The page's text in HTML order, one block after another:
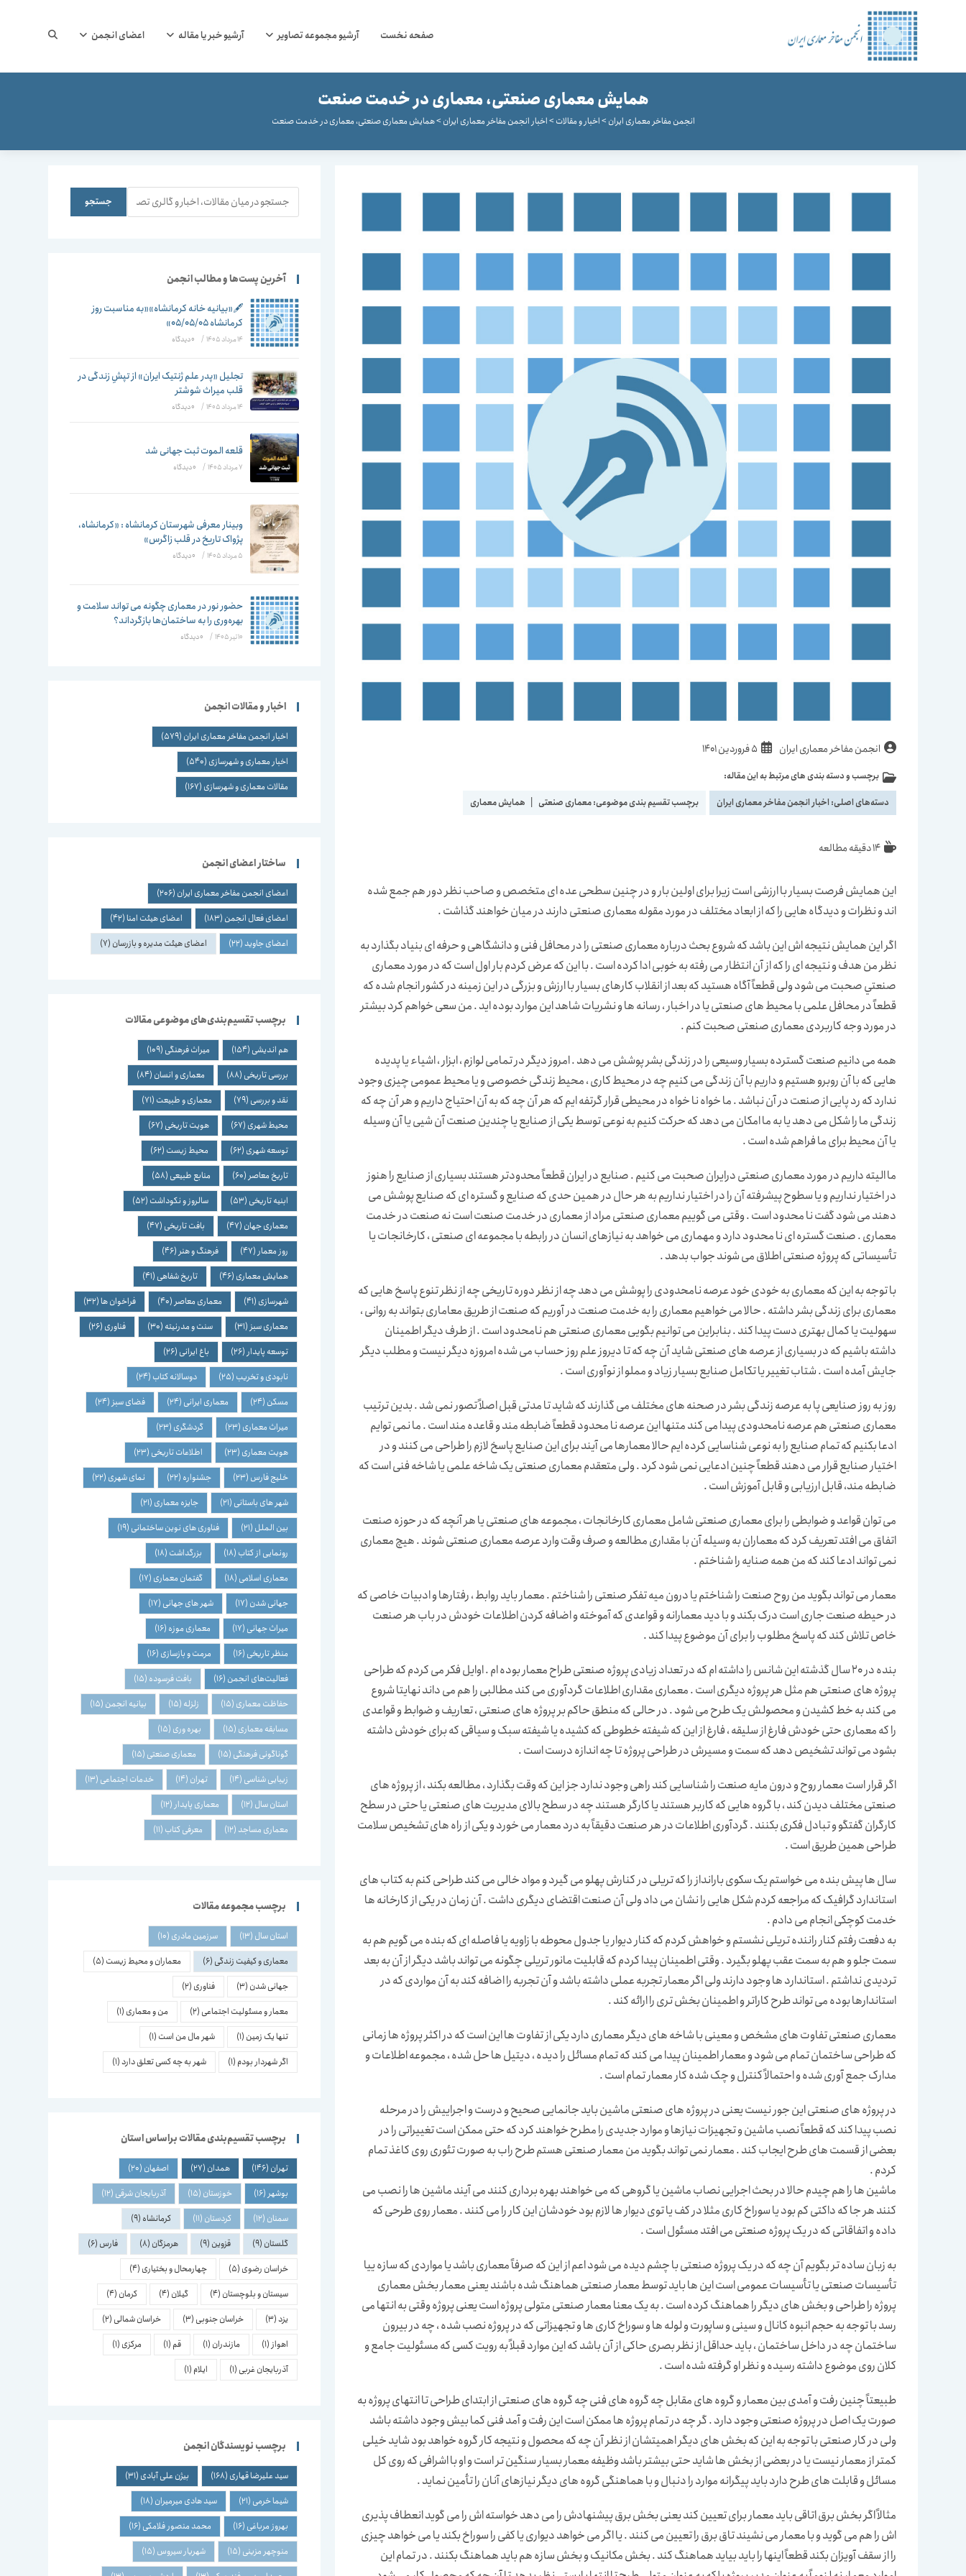
صفحه نخست آرشیو مجموعه تصاویر آرشیو خبر یا مقاله اعضای انجمن جستجوی
همايش معماری صنعتی، معماری در خدمت صنعت
انجمن مفاخر معماری ایران >اخبار و مقالات >اخبار انجمن مفاخر معماری ایران >همايش معماری صنعتی، معماری در خدمت صنعت
نویسندهٔانجمن مفاخر معماری ایران نوشته
شده
است:
5 فروردین 1401
دسته‌
نوشته:
برچسب و دسته بندی های مرتبط به این مقاله:
دسته‌های اصلی: اخبار انجمن مفاخر معماری ایران برچسب تقسیم بندی موضوعی:معماری صنعتی همایش معماری
زمان14 دقیقه مطالعه
این همایش فرصت بسیار با ارزشی است زیرا برای اولین بار و در چنین سطحی عده ای متخصص و صاحب نظر دور هم جمع شده
اند و نظرات و دیدگاه هایی را که از ابعاد مختلف در مورد مقوله معماری صنعتی دارند در میان خواهند گذاشت .
اگر این همایش نتیجه اش این باشد که شروع بحث درباره معماری صنعتی را در محافل فنی و دانشگاهی و حرفه ای بنیاد بگذارد به
نظر من هدف و نتیجه ای را که از آن انتظار می رفته به خوبی ادا کرده است . با این که عرض کردم بار اول است که در مورد معماری
صنعتي صحبت می شود ولی قطعاً آگاه هستید که بعد از انقلاب كارهای بسیار با ارزش و بزرگی در این زمینه در کشور انجام شده که
قطعاً در محافل علمی با محیط های صنعتی یا در اخبار ، رسانه ها و نشریات شاهد این موارد بوده اید . من سعی خواهم کرد بیشتر
در مورد وجه کاربردی معماری صنعتی صحبت کنم .
همه می دانیم صنعت گسترده بسیار وسیعی را در زندگی بشر پوشش می دهد . امروز دیگر در تمامی لوازم ، ابزار ، اشیاء یا پدیده
هایی که با آن روبرو هستیم و داریم با آن زندگی می کنیم چه در محیط کاری ، محیط زندگی خصوصی و یا محیط عمومی چیزی وجود
ندارد که رد پایی از صنعت در آن نباشد . ما خواه نا خواه در محیطی قرار گرتفه ایم که هر آن چه که به آن احتیاج داریم و هر آن چه که
زندگی ما را شکل می دهد یا به ما امکان می دهد که حرکت کنیم به نوعی توسط یکی از صنایع یا چندین صنعت آن شیی یا آن وسیله
یا آن محیط برای ما فراهم شده است .
ما الیته داریم در مورد معماری صنعتی درایران صحبت می کنیم . صنایع در ایران قطعاً محدودتر هستند بسیاری از صنایع را هنوز
در اختیار نداریم و یا سطوح پیشرفته آن را در اختیار نداریم به هر حال در همین حدی که صنایع و گستره ای که صنایع پوشش می
دهند می شود گفت نا محدود است . وقتی می گوییم معماری صنعتی مراد از معماری در خدمت صنعت است نه صنعت در خدمت
معماری . صنعت گستره ای نا محدود دارد و مهماری می خواهد به نیازهای انسان در رابطه با مجموعه ای صنعتی ، کارخانجات یا
تأسیساتی که پروژه صنعتی اطلاق می شوند جواب بدهد .
با توجه به این که معماری به خودی خود عرصه نامحدودی را پوشش می دهد چه از نظر دوره تاریخی چه از نظر تنوع پاسخ هایی که
معماری برای زندگی بشر داشته . حالا می خواهیم معماری را به خدمت صنعت در آوریم که صنعت از طریق معاماری بتواند به روانی ،
سهولیت یا کمال بهتری دست پیدا کند . بنابراین می توانیم بگویی معماری صنعتی هم نامحدود است . از طرف دیگر اطمینان
داشته باشیم که در بسیاری از عرصه های صنعتی شاید آن چه که تا دیروز علم روز حساب می شده امروزه دیگر نیست و مطلب دیگر
جایش آمده است . شتاب تغییر یا تکامل صنایع بسیار زیاد و مملو از نوآوری است .
روز به روز صنایعی پا به عرصه زندگی بشر در صحنه های مختلف می گذارند که شاید تا مدتی قبل اصلاً تصور نمی شد . بدین ترتیب
معماری صنعتی هم عرصه نامحدودی پیدا می کند متنها این عرصه نا محدود قطعاً ضابطه مند و قاعده مند است . ما نمی توایم
ادعا بکنیم که تمام صنایع را به نوعی شناسایی کرده ایم حالا معمارها می آیند برای این صنایع پاسخ لازم را طراحی می کنند و در
اختیار صنایع قرار می دهند قطعاً چنین ادعایی نمی شود کرد . ولی متعقدم معماری صنعتی یک شاخه علمی یا شاخه فنی است که
ضابطه مند، قابل ارزیابی و قابل آموزش است .
می توان قواعد و ضوابطی را برای معماری صنعتی شامل معماری کارخانجات ، مجموعه های صنعتی یا هر آنچه که در حوزه صنعت
اتفاق می افتد تعریف کرد که معماران به وسیله آن با مقداری مطالعه و صرف وقت وارد عرصه معماری صنعتی شوند . هیچ معماری
نمی تواند ادعا کند که من همه صنایه را شناختم .
معمار می تواند بگوید من روح صنعت را شناختم یا درون میه تفکر صنعتی را شناختم . معمار باید روابط ، رفتارها و ادبیات خاصی که
در حیطه صنعت جاری است درک بکند و با دید معمارانه و قواعدی که آموخته و اضافه کردن اطلاعات خودش در باب هر صنعت
خاص تلاش کند که پاسخ مطلوب را برای آن موضوع پیدا کند .
بنده در 20 سال گذشته این شانس را داشته ام که در تعداد زیادی پروژه صنعتی طراح معمار بوده ام . اوایل فکر می کردم که طراحی
پروژه های صنعتی هم مثل هر پروژه دیگری است . معماری مقداری اطلاعات گردآوری می کند مطالبی را هم می داند نهایتا شروع
می کند به خط کشیدن و محصولش یک طرح می شود . در حالی که منطق حاکم بر پروژه های صنعتی ، تعاریف و ضوابط و قواعدی
را که معماری حتی خودش فارغ از سلیقه ، فارغ از این که شیفته خطوطی که کشیده یا شیفته سبک و سیاقی که برای خودش داشته
بشود می تواند تشخیص دهد که سمت و مسیرش در طراحی پروژه تا چه اندازه درست است .
اگر قرار است معمار روح و درون مایه صنعت را شناسایی کند راهی وجود ندارد جز این که وقت بگذارد ، مطالعه بکند ، از پروژه های
صنعتی مختلف دیدن کند ، با گروه هایی که کاربر هستند یا کارگر هستند چه در سطح بالای مدیریت های صنعتی یا حتی در سطح
کارگران گفتگو و تبادل فکری بکنند . گردآوری اطلاعات در هر صنعت دقیقاً به درد معمار می خورد و یکی از راه های تشخیص سلامت
طراحی همین طریق است .
سال ها پیش بنده می خواستم یک سکوی بارانداز را که تریلی در کنارش پهلو می گیرد و مواد خالی می کند طراحی کنم به کتاب های
استاندارد گرافیک که مراجعه کردم شکل هایی را نشان می داد ولی آن صنعت اقتضای دیگری داشت . آن زمان در یکی از کارخانه ها
خدمت کوچکی انجام می دادم .
به دفعت رفتم کنار راننده تریلی نشستم و خواهش کردم که کنار دیوار یا جدول محوطه با زاویه یا فاصله ای که بنده می گویم هم به
سمت جلو و هم به سمت عقب پهلو بگیرد . وقتی اطمینان پیدا کردم که قابلیت مانور تریلی چگونه می تواند باشد دیگر از آن به بعد
تردیدی نداشتم . استاندارد ها وجود دارند ولی اگر معمار تجربه عملی داشته باشد و آن تجربه را اضافه کند به آن مواردی که در
استاندارها بوده می تواند طرح کاراتر و اطمینان بخش تری را ارائه کند .
معماری صنعتی تفاوت های مشخص و معینی با شاخه های دیگر معماری دارد یکی از تفاوت ها این است که در اکثر پروژه ها زمانی
که طراحی ساختمان تمام می شود و معمار اطمینان پیدا می کند که تمام مسائل را دیده ، دیتیل ها حل شده ، مجموعه اطلاعات و
مدارک جمع آوری شده و احتمالاً کنترل و چک شده کار معمار تمام است .
در پروژه های صنعتی این جور نیست یعنی در پروژه های صنعتی ماشین باید جانمایی صحیح و درست و اجراییش را در مرحله
نصب پیدا کند که قطعاً نصب ماشین و تجهیزات نیازها و موارد جدیدی را مطرح خواهند کرد که حتی ممکن است تغییراتی را در
بعضی از قسمت های طرح ایجاب کند . معمار نمی تواند بگوید من معمار صنعتی هستم طرح راب به صورت تئوری روی کاغذ تمام
کردم .
ماشین ها را هم چیدم حالا در بحث اجرایی نصاب ماشین یا گروهی که می خواهند بهره برداری کنند می آیند ماشین ها را نصب می
کنند هر جا که داکتی کم بود یا سوراخ کاری مثلا در کف یا توی دیوار ها لازم بود خودشان این کار را می کنند . معمار روی طرحی که
داده و اتفاقاتی که در یک پروژه صنعتی می افتد مسئول است .
به زبان ساده تر بگویم آن چه که در یک پروژه صنعتی با چشم دیده می شود اعم از این که صرفاً معماری باشد یا مواردی که سازه ییا
تأسیسات صنعتی یا تأسیسات عمومی است این ها باید توسط معمار صنعتی هماهنگ شده باشند یعنی معمار بخش معماری
پروژه را طراحی و بخش های دیگر را هماهنگ کرده است . به یک معنا معمار صنعتی متولی پروژه است یعنی پروژه وقتی به انتها می
رسد با توجه به حجم انبوه کانال و سینی و ساپورت و لوله ها و سوراخ کاری ها و تجهیزاتی که در پروژه نصب شده ، چه در بیرون
ساختمان چه در داخل ساختمان ، باید حداقل از نظر بصری حاکی از آن باشد که این موارد قبلاً به رویت کسی که مسئولیت جامع و
کلان روی موضوع داشته رسیده و نظر او گرفته شده است .
طبیعتاً چنین رفت و آمدی بین معمار و گروه های مقابل چه گروه های فنی چه گروه های صنعتی از ابتدای طراحی تا انتهای پروژه به
صورت یک اصل در پروژه صنعتی وجود دارد . گر چه در تمام پروژه ها ممکن است این رفت و آمد فنی کما بیش وجود داشته باشد
ولی در کار صنعتی با توجه به این که بخش های دیگر اهمیتشان از نظر آن چه که محصول و نتیجه کار گروه خواهد بود شاید خیلی
کمتر از معمار نیست یا در بعضی از بخش ها شاید حتی بیشتر باشد وظیفه معمار بسیار سنگین تر است و او با اشرافی که روی کل
مسائل و قابلت های طرح دارد باید پیگرانه موارد را دنبال و با هماهنگی گروه های دیگر نیازهای آنان را تأمین نماید .
مثالاً اگر بخش برق اتاقی باید معمار برای تعیین کند یعنی بخش برق پیشنهادش را می دهد خواسته اش را می گوید انعطاف پذیری
اش را هم می گوید و با معمار می نشیند تاق برق را تعیین می کنند . یا اگر می خواهد دیواری یا کفی را سوراخ بکند یا می خواهد چیزی
را از سقف آویزان بکند قطعاً اینها را باید بیاید هماهنگ کند . بخش مکانیک و بخش سازه هم باید هماهنگ بکنند . در تمام این
جستجو جستجو
آخرین پست‌ها و مطالب انجمن
🖋️«بیانیه خانه کرمانشاه»«به مناسبت روز
کرمانشاه ۰۵/۰۵/۰۵»
14 مرداد 1405 / ۰ دیدگاه
تجلیل «پدر علم ژنتیک ایران» از تپشِ زندگی در
قلب میراث شوشتر
14 مرداد 1405 / ۰ دیدگاه
قلعه الموت ثبت جهانی شد
7 مرداد 1405 / ۰ دیدگاه
وبینار معرفی شهرستان کرمانشاه : «کرمانشاه،
پژواک تاریخ در قلب زاگرس»
5 مرداد 1405 / ۰ دیدگاه
حضور نور در معماری چگونه می تواند سلامت و
بهره‌وری را به ساختمان‌ها بازگرداند؟
10 تیر 1405 / ۰ دیدگاه
اخبار و مقالات انجمن
اخبار انجمن مفاخر معماری ایران (579)
اخبار معماری و شهرسازی (540)
مقالات معماری و شهرسازی (167)
ساختار اعضای انجمن
اعضای انجمن مفاخر معماری ایران (206)
اعضای فعال انجمن (183) اعضای هیئت امنا(42)
اعضای جاوید(22) اعضای هیئت مدیره و بازرسان (7)
برچسب تقسیم‌بندی‌های موضوعی مقالات
هم اندیشی (154) میراث فرهنگی (109)
بررسی تاریخی (88) معماری و انسان (84)
نقد و بررسی (79) معماری و طبیعت (71)
محیط شهری (67) هویت تاریخی (67)
توسعه شهری (62) محیط زیست (62)
تاریخ معاصر (60) منابع طبیعی (58)
ابنیه تاریخی (53) سالروز و نکوداشت (52)
معماری جهان (47) بافت تاریخی (47)
روز معمار (47) فرهنگ و هنر (46)
همایش معماری (46) تاریخ شفاهی (41)
شهرسازی (41) معماری معاصر (40) فراخوان ها(32)
معماری سبز (31) سنت و مدرنیته (30) فناوری (26)
توسعه پایدار (26) باغ ایرانی (26)
نابودی و تخریب (25) دوسالانه کتاب (24)
مسکن (24) معماری ایرانی (24) فضای سبز (24)
میراث معماری (23) گردشگری (23)
هویت معماری (23) اطلاعات تاریخی (23)
خلیج فارس (23) جشنواره (22) نمای شهری (22)
شهر های باستانی (21) جایزه معماری (21)
بین الملل (21) فناوری های نوین ساختمانی (19)
رونمایی از کتاب (18) بزرگداشت (18)
معماری اسلامی (18) گفتمان معماری (17)
جهانی شدن (17) شهر های جهانی (17)
میراث جهانی (17) معماری موزه (16)
منظر تاریخی (16) مرمت و بازسازی (16)
فعالیت‌های انجمن (16) بافت فرسوده (15)
حفاظت معماری (15) زلزله (15) بیانیه انجمن (15)
مسابقه معماری (15) بهره وری (15)
گوناگونی فرهنگی (15) معماری صنعتی (15)
زیبایی شناسی (14) تهران (14) خدمات اجتماعی (13)
استان سال (12) معماری پایدار (12)
معماری مساجد(12) معرفی کتاب (11)
برچسب مجموعه مقالات
استان سال (13) سرزمین مادری (10)
معماری و کیفیت زندگی (6) معماران و محیط زیست (5)
جهانی شدن (3) فناوری (2)
معمار و مسئولیت اجتماعی (2) من و معماری (1)
تنها یک زمین (1) شهر مال من است (1)
اگر شهردار بودم (1) شهر به چه کسی تعلق دارد(1)
برچسب تقسیم‌بندی مقالات براساس استان
تهران (146) همدان (27) اصفهان (20)
بوشهر (16) خوزستان (15) آذربایجان شرقی (12)
سمنان (12) کردستان (11) کرمانشاه (9)
گلستان (9) قزوین (9) هرمزگان (8) فارس (6)
خراسان رضوی (5) چهارمحال و بختیاری (4)
سیستان و بلوچستان (4) گیلان (4) کرمان (4)
یزد(3) خراسان جنوبی (3) خراسان شمالی (2)
اهواز (1) مازندران (1) قم (1) مرکزی (1)
آذربایجان غربی (1) ایلام (1)
برچسب نویسندگان انجمن
سید علیرضا قهاری (168) بیژن علی آبادی (31)
شیما خرمی (21) سید هادی میرمیران (18)
بهروز مرباغی (16) محمد منصور فلامکی (16)
منوچهر مزینی (15) شهریار سیروس (15)